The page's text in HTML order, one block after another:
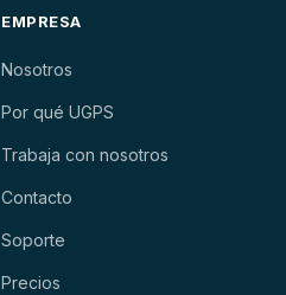
EMPRESA
Nosotros
Por qué UGPS
Trabaja con nosotros
Contacto
Soporte
Precios